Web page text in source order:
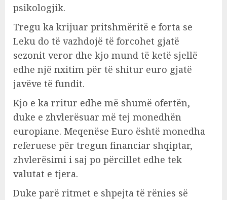
psikologjik.
Tregu ka krijuar pritshmëritë e forta se
Leku do të vazhdojë të forcohet gjatë
sezonit veror dhe kjo mund të ketë sjellë
edhe një nxitim për të shitur euro gjatë
javëve të fundit.
Kjo e ka rritur edhe më shumë ofertën,
duke e zhvlerësuar më tej monedhën
europiane. Meqenëse Euro është monedha
referuese për tregun financiar shqiptar,
zhvlerësimi i saj po përcillet edhe tek
valutat e tjera.
Duke parë ritmet e shpejta të rënies së